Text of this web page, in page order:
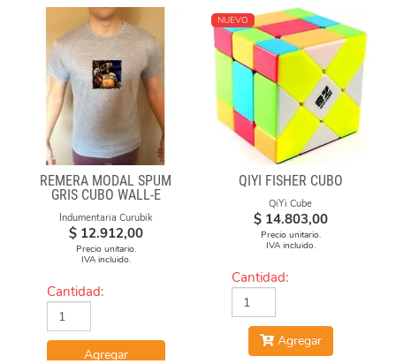
REMERA MODAL SPUM
GRIS CUBO WALL-E
Indumentaria Curubik
$ 12.912,00
Precio unitario.
IVA incluido.
Cantidad:
Agregar
NUEVO
QIYI FISHER CUBO
QiYi Cube
$ 14.803,00
Precio unitario.
IVA incluido.
Cantidad:
Agregar